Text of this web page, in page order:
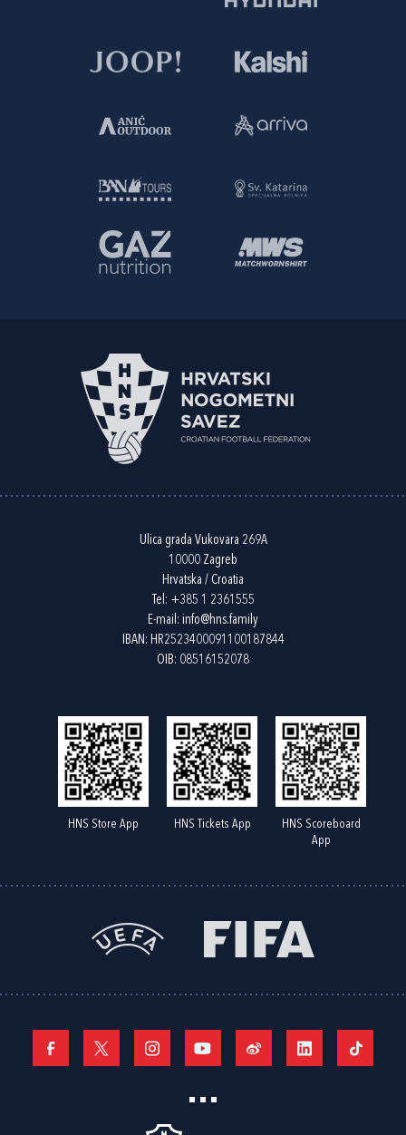
Ulica grada Vukovara 269A
10000 Zagreb
Hrvatska / Croatia
Tel: +385 1 2361555
E-mail: info@hns.family
IBAN: HR2523400091100187844
OIB: 08516152078
HNS Store App HNS Tickets App
HNS Scoreboard
App